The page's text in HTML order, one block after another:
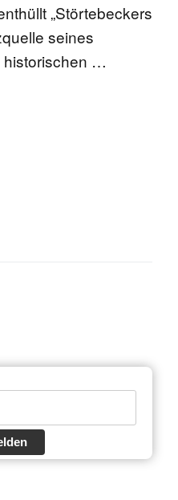
„Störtebeckers
seines
historischen …